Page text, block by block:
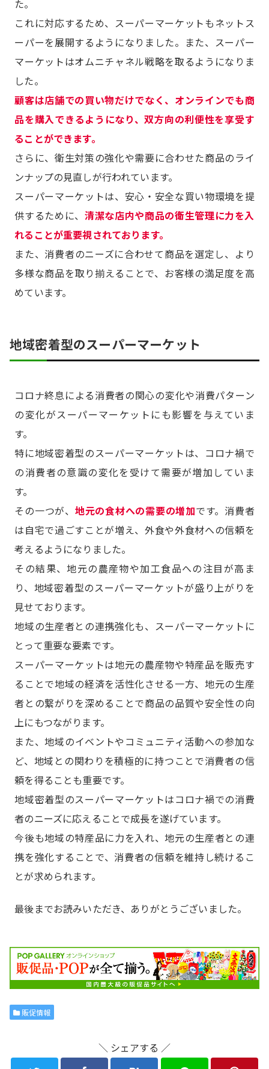
た。
これに対応するため、スーパーマーケットもネットス
ーパーを展開するようになりました。また、スーパー
マーケットはオムニチャネル戦略を取るようになりま
した。
顧客は店舗での買い物だけでなく、オンラインでも商
品を購入できるようになり、双方向の利便性を享受す
ることができます。
さらに、衛生対策の強化や需要に合わせた商品のライ
ンナップの見直しが行われています。
スーパーマーケットは、安心・安全な買い物環境を提
供するために、 清潔な店内や商品の衛生管理に力を入
れることが重要視されております。
また、消費者のニーズに合わせて商品を選定し、より
多様な商品を取り揃えることで、お客様の満足度を高
めています。
地域密着型のスーパーマーケット
コロナ終息による消費者の関心の変化や消費パターン
の変化がスーパーマーケットにも影響を与えていま
す。
特に地域密着型のスーパーマーケットは、コロナ禍で
の消費者の意識の変化を受けて需要が増加していま
す。
その一つが、 地元の食材への需要の増加です。消費者
は自宅で過ごすことが増え、外食や外食材への信頼を
考えるようになりました。
その結果、地元の農産物や加工食品への注目が高ま
り、地域密着型のスーパーマーケットが盛り上がりを
見せております。
地域の生産者との連携強化も、スーパーマーケットに
とって重要な要素です。
スーパーマーケットは地元の農産物や特産品を販売す
ることで地域の経済を活性化させる一方、地元の生産
者との繋がりを深めることで商品の品質や安全性の向
上にもつながります。
また、地域のイベントやコミュニティ活動への参加な
ど、地域との関わりを積極的に持つことで消費者の信
頼を得ることも重要です。
地域密着型のスーパーマーケットはコロナ禍での消費
者のニーズに応えることで成長を遂げています。
今後も地域の特産品に力を入れ、地元の生産者との連
携を強化することで、消費者の信頼を維持し続けるこ
とが求められます。
最後までお読みいただき、ありがとうございました。
販促情報
＼ シェアする ／